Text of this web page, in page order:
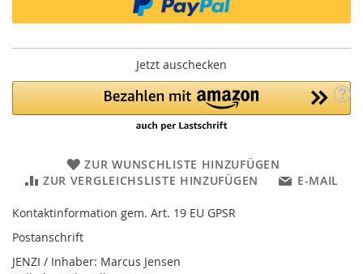
Jetzt auschecken
ZUR WUNSCHLISTE HINZUFÜGEN
ZUR VERGLEICHSLISTE HINZUFÜGEN
E-MAIL
Kontaktinformation gem. Art. 19 EU GPSR
Postanschrift
JENZI / Inhaber: Marcus Jensen